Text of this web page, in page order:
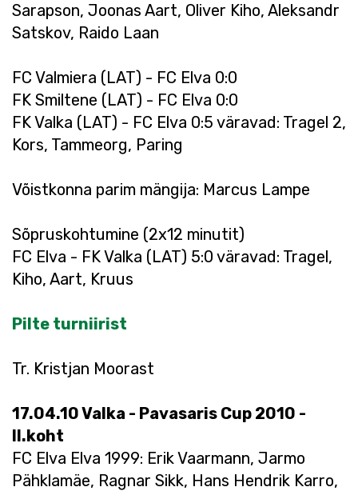
Sarapson, Joonas Aart, Oliver Kiho, Aleksandr
Satskov, Raido Laan
FC Valmiera (LAT) - FC Elva 0:0
FK Smiltene (LAT) - FC Elva 0:0
FK Valka (LAT) - FC Elva 0:5 väravad: Tragel 2,
Kors, Tammeorg, Paring
Võistkonna parim mängija: Marcus Lampe
Sõpruskohtumine (2x12 minutit)
FC Elva - FK Valka (LAT) 5:0 väravad: Tragel,
Kiho, Aart, Kruus
Pilte turniirist
Tr. Kristjan Moorast
17.04.10 Valka - Pavasaris Cup 2010 -
II.koht
FC Elva Elva 1999: Erik Vaarmann, Jarmo
Pähklamäe, Ragnar Sikk, Hans Hendrik Karro,